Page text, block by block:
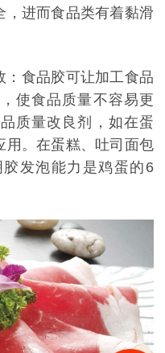
，进而食品类有着黏滑
：食品胶可让加工食品
使食品质量不容易更
质量改良剂，如在蛋
用。在蛋糕、吐司面包
发泡能力是鸡蛋的6